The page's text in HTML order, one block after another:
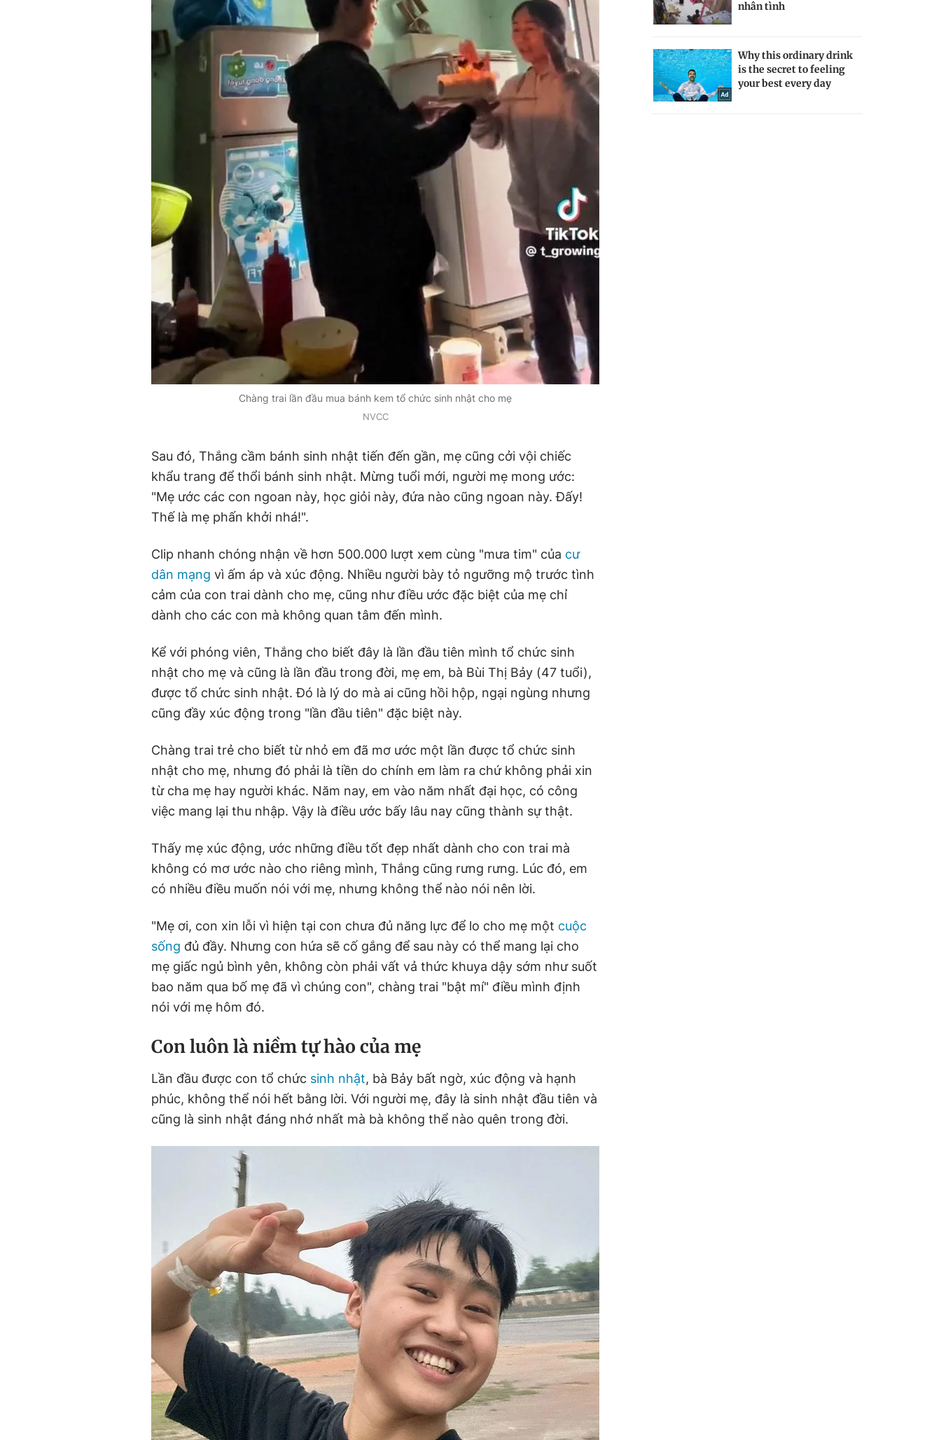
Chàng trai lần đầu mua bánh kem tổ chức sinh nhật cho mẹ
NVCC
Sau đó, Thắng cầm bánh sinh nhật tiến đến gần, mẹ cũng cởi vội chiếc
khẩu trang để thổi bánh sinh nhật. Mừng tuổi mới, người mẹ mong ước:
"Mẹ ước các con ngoan này, học giỏi này, đứa nào cũng ngoan này. Đấy!
Thế là mẹ phấn khởi nhá!".
Clip nhanh chóng nhận về hơn 500.000 lượt xem cùng "mưa tim" của cư
dân mạng vì ấm áp và xúc động. Nhiều người bày tỏ ngưỡng mộ trước tình
cảm của con trai dành cho mẹ, cũng như điều ước đặc biệt của mẹ chỉ
dành cho các con mà không quan tâm đến mình.
Kể với phóng viên, Thắng cho biết đây là lần đầu tiên mình tổ chức sinh
nhật cho mẹ và cũng là lần đầu trong đời, mẹ em, bà Bùi Thị Bảy (47 tuổi),
được tổ chức sinh nhật. Đó là lý do mà ai cũng hồi hộp, ngại ngùng nhưng
cũng đầy xúc động trong "lần đầu tiên" đặc biệt này.
Chàng trai trẻ cho biết từ nhỏ em đã mơ ước một lần được tổ chức sinh
nhật cho mẹ, nhưng đó phải là tiền do chính em làm ra chứ không phải xin
từ cha mẹ hay người khác. Năm nay, em vào năm nhất đại học, có công
việc mang lại thu nhập. Vậy là điều ước bấy lâu nay cũng thành sự thật.
Thấy mẹ xúc động, ước những điều tốt đẹp nhất dành cho con trai mà
không có mơ ước nào cho riêng mình, Thắng cũng rưng rưng. Lúc đó, em
có nhiều điều muốn nói với mẹ, nhưng không thể nào nói nên lời.
"Mẹ ơi, con xin lỗi vì hiện tại con chưa đủ năng lực để lo cho mẹ một cuộc
sống đủ đầy. Nhưng con hứa sẽ cố gắng để sau này có thể mang lại cho
mẹ giấc ngủ bình yên, không còn phải vất vả thức khuya dậy sớm như suốt
bao năm qua bố mẹ đã vì chúng con", chàng trai "bật mí" điều mình định
nói với mẹ hôm đó.
Con luôn là niềm tự hào của mẹ
Lần đầu được con tổ chức sinh nhật, bà Bảy bất ngờ, xúc động và hạnh
phúc, không thể nói hết bằng lời. Với người mẹ, đây là sinh nhật đầu tiên và
cũng là sinh nhật đáng nhớ nhất mà bà không thể nào quên trong đời.